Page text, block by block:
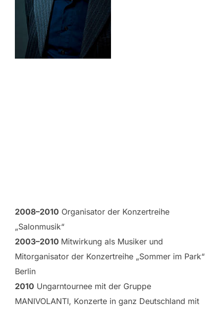
2008–2010 Organisator der Konzertreihe
„Salonmusik“
2003–2010 Mitwirkung als Musiker und
Mitorganisator der Konzertreihe „Sommer im Park“
Berlin
2010 Ungarntournee mit der Gruppe
MANIVOLANTI, Konzerte in ganz Deutschland mit